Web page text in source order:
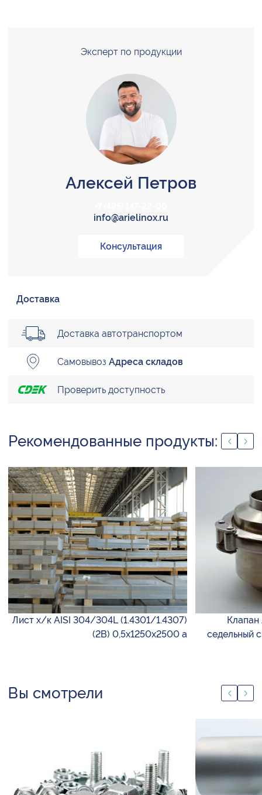
Эксперт по продукции
Алексей Петров
info@arielinox.ru
Консультация
Доставка
Доставка автотранспортом
Самовывоз Адреса складов
Проверить доступность
Рекомендованные продукты:
Лист х/к AISI 304/304L (1.4301/1.4307)
(2B) 0,5х1250х2500 а
седельный
Вы смотрели